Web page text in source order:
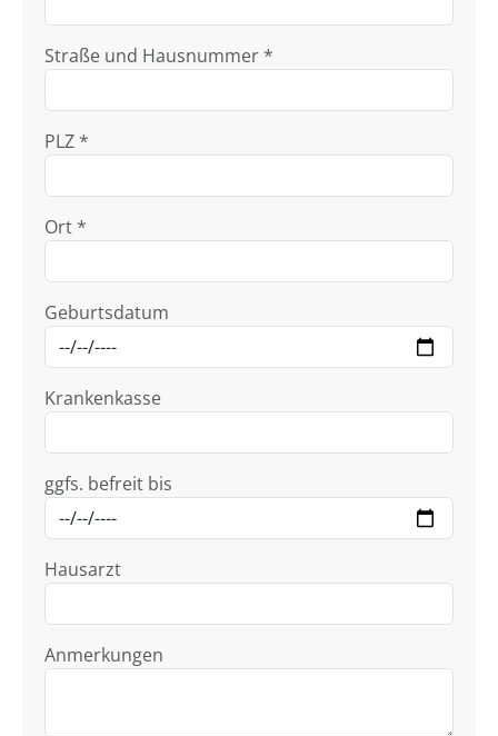
Straße und Hausnummer *
PLZ *
Ort *
Geburtsdatum
Krankenkasse
ggfs. befreit bis
Hausarzt
Anmerkungen